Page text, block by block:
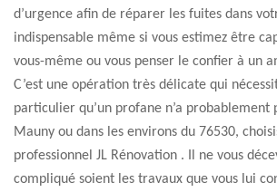
d’urgence afin de réparer les fuites dans
indispensable même si vous estimez être
vous-même ou vous penser le confier à un
C’est une opération très délicate qui
particulier qu’un profane n’a probablement
Mauny ou dans les environs du 76530,
professionnel JL Rénovation . Il ne vous
compliqué soient les travaux que vous lui